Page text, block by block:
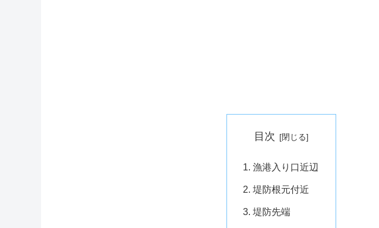
目次
漁港入り口近辺
堤防根元付近
堤防先端